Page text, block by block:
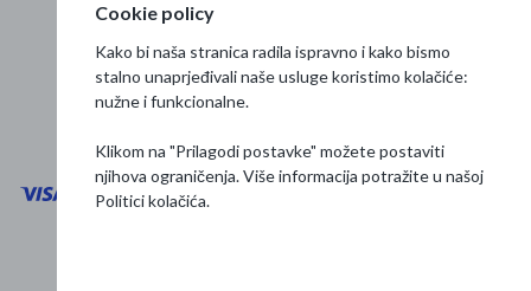
Prati nas
Cookie policy
Kako bi naša stranica radila ispravno i kako bismo
stalno unaprjeđivali naše usluge koristimo kolačiće:
nužne i funkcionalne.
Klikom na "Prilagodi postavke" možete postaviti
njihova ograničenja. Više informacija potražite u našoj
Politici kolačića.